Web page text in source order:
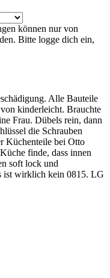
können nur von
Bitte logge dich ein,
Alle Bauteile
kinderleicht. Brauchte
Frau. Dübels rein, dann
die Schrauben
Küchenteile bei Otto
finde, dass innen
soft lock und
ist wirklich kein 0815. LG